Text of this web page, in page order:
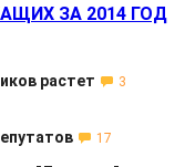
ЗА 2014 ГОД
растет 3
17